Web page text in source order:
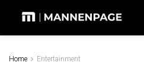
Home Entertainment